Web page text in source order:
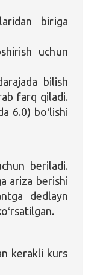
biriga
uchun
bilish
farq qiladi.
6.0) boʻlishi
beriladi.
ariza berishi
dedlayn
kerakli kurs